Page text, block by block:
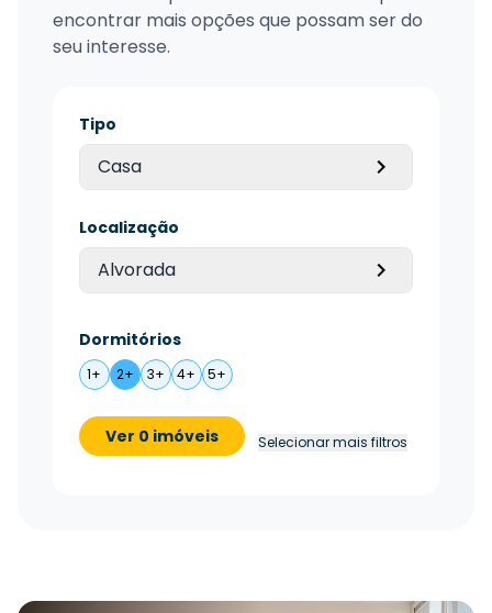
encontrar mais opções que possam ser do
seu interesse.
Tipo
Casa
Localização
Alvorada
Dormitórios
1+ 2+ 3+ 4+ 5+
Ver 0 imóveis Selecionar mais filtros